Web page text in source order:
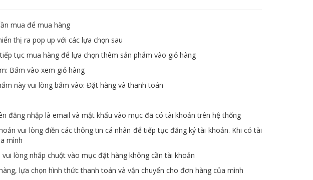
mua để mua hàng
thị ra pop up với các lựa chọn sau
tục mua hàng để lựa chọn thêm sản phẩm vào giỏ hàng
Bấm vào xem giỏ hàng
này vui lòng bấm vào: Đặt hàng và thanh toán
đăng nhập là email và mật khẩu vào mục đã có tài khoản trên hệ thống
vui lòng điền các thông tin cá nhân để tiếp tục đăng ký tài khoản. Khi có tài
mình
lòng nhấp chuột vào mục đặt hàng không cần tài khoản
lựa chọn hình thức thanh toán và vận chuyển cho đơn hàng của mình